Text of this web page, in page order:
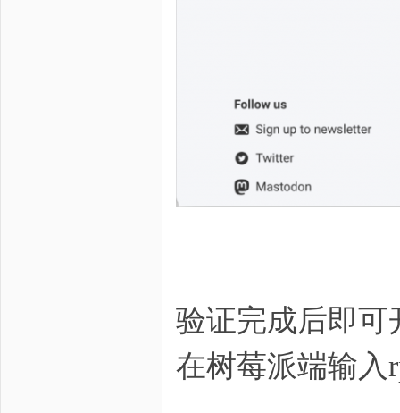
验证完成后即可
在树莓派端输入